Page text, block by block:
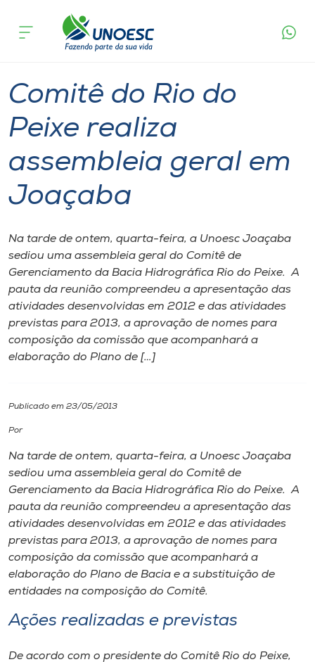
Cursos
Pesquisa
Atendimento ao Estudante
Portal de Ensino
A
Internacionalização
I.nova
Cultura
CPA
Biblioteca
Editora
Rádio
acontece
Comitê do Rio do
Peixe realiza
assembleia geral em
Joaçaba
Na tarde de ontem, quarta-feira, a Unoesc Joaçaba
sediou uma assembleia geral do Comitê de
Gerenciamento da Bacia Hidrográfica Rio do Peixe. A
pauta da reunião compreendeu a apresentação das
atividades desenvolvidas em 2012 e das atividades
previstas para 2013, a aprovação de nomes para
composição da comissão que acompanhará a
elaboração do Plano de […]
Publicado em 23/05/2013
Por
Na tarde de ontem, quarta-feira, a Unoesc Joaçaba
sediou uma assembleia geral do Comitê de
Gerenciamento da Bacia Hidrográfica Rio do Peixe. A
pauta da reunião compreendeu a apresentação das
atividades desenvolvidas em 2012 e das atividades
previstas para 2013, a aprovação de nomes para
composição da comissão que acompanhará a
elaboração do Plano de Bacia e a substituição de
entidades na composição do Comitê.
Ações realizadas e previstas
De acordo com o presidente do Comitê Rio do Peixe,